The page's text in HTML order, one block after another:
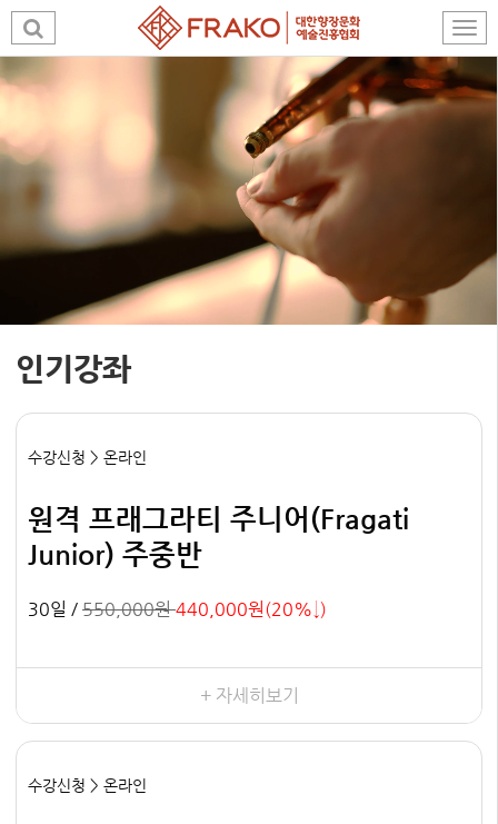
인기강좌
수강신청 > 온라인
원격 프래그라티 주니어(Fragati
Junior) 주중반
30일 / 550,000원440,000원(20%↓)
+ 자세히보기
수강신청 > 온라인